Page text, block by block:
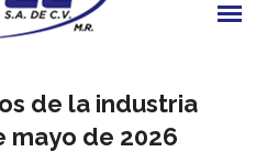
de la industria
mayo de 2026